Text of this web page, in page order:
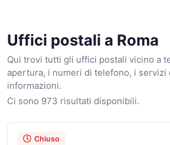
Uffici postali a Roma
Qui trovi tutti gli uffici postali vicino a
apertura, i numeri di telefono, i servizi
informazioni.
Ci sono 973 risultati disponibili.
Chiuso